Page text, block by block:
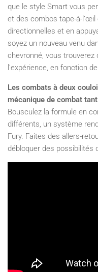
que le style Smart vous
et des combos tape-à-
directionnelles et en
soyez un nouveau venu
chevronné, vous
l’expérience, en fonction
Les combats à deux
mécanique de combat
Bousculez la formule en
différents, un système
Fury. Faites des allers-
débloquer des possibilités